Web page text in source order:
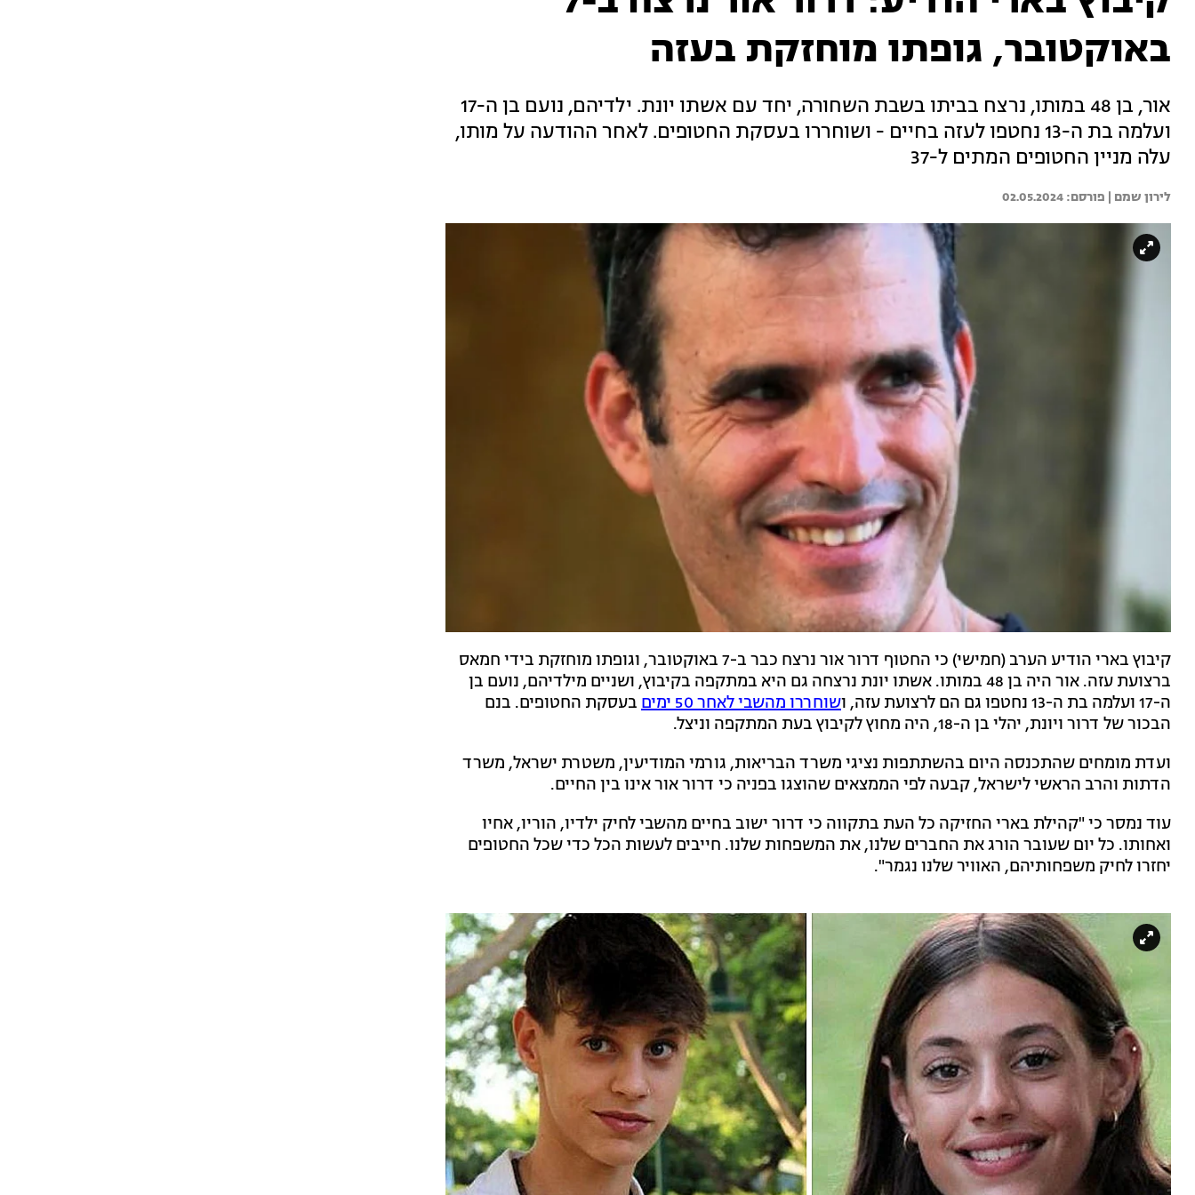
באוקטובר, גופתו מוחזקת בעזה
אור, בן 48 במותו, נרצח בביתו בשבת השחורה, יחד עם אשתו יונת. ילדיהם, נועם בן ה-17
ועלמה בת ה-13 נחטפו לעזה בחיים - ושוחררו בעסקת החטופים. לאחר ההודעה על מותו,
עלה מניין החטופים המתים ל-37
לירון שמם | 02.05.2024
קיבוץ בארי הודיע הערב (חמישי) כי החטוף דרור אור נרצח כבר ב-7 באוקטובר, וגופתו מוחזקת בידי חמאס
ברצועת עזה. אור היה בן 48 במותו. אשתו יונת נרצחה גם היא במתקפה בקיבוץ, ושניים מילדיהם, נועם בן
ה-17 ועלמה בת ה-13 נחטפו גם הם לרצועת עזה, ו
שוחררו מהשבי לאחר 50 ימים
בעסקת החטופים. בנם
הבכור של דרור ויונת, יהלי בן ה-18, היה מחוץ לקיבוץ בעת המתקפה וניצל.
ועדת מומחים שהתכנסה היום בהשתתפות נציגי משרד הבריאות, גורמי המודיעין, משטרת ישראל, משרד
הדתות והרב הראשי לישראל, קבעה לפי הממצאים שהוצגו בפניה כי דרור אור אינו בין החיים.
עוד נמסר כי "קהילת בארי החזיקה כל העת בתקווה כי דרור ישוב בחיים מהשבי לחיק ילדיו, הוריו, אחיו
ואחותו. כל יום שעובר הורג את החברים שלנו, את המשפחות שלנו. חייבים לעשות הכל כדי שכל החטופים
יחזרו לחיק משפחותיהם, האוויר שלנו נגמר".